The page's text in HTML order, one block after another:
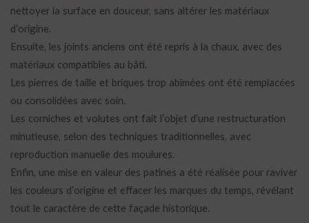
nettoyer la surface en douceur, sans altérer les matériaux
d’origine.
Ensuite, les joints anciens ont été repris à la chaux, avec des
matériaux compatibles au bâti.
Les pierres de taille et briques trop abîmées ont été remplacées
ou consolidées avec soin.
Les corniches et volutes ont fait l’objet d’une restructuration
minutieuse, selon des techniques traditionnelles, avec
reproduction manuelle des moulures.
Enfin, une mise en valeur des patines a été réalisée pour raviver
les couleurs d’origine et effacer les marques du temps, révélant
tout le caractère de cette façade historique.